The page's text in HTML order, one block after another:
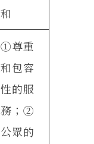
和
①尊重
和包容
性的服
務；②
公眾的